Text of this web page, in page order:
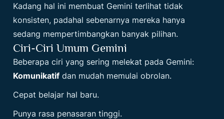
Kadang hal ini membuat Gemini terlihat tidak
konsisten, padahal sebenarnya mereka hanya
sedang mempertimbangkan banyak pilihan.
Ciri-Ciri Umum Gemini
Beberapa ciri yang sering melekat pada Gemini:
Komunikatif dan mudah memulai obrolan.
Cepat belajar hal baru.
Punya rasa penasaran tinggi.